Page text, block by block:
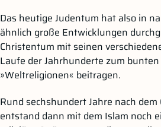
Das heutige Judentum hat also in
ähnlich große Entwicklungen
Christentum mit seinen
Laufe der Jahrhunderte zum
»Weltreligionen« beitragen.
Rund sechshundert Jahre nach
entstand dann mit dem Islam noch